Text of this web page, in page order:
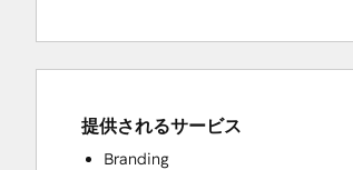
提供されるサービス
Branding